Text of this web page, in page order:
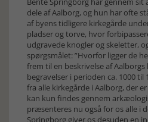
dele af Aalborg, og hun har ofte
af byens tidligere kirkegårde
pladser og torve, hvor
udgravede knogler og skeletter,
spørgsmålet: ”Hvorfor ligger de
frem til en beskrivelse af
begravelser i perioden ca. 1000 til
fra alle kirkegårde i Aalborg, der
kan kun findes gennem
præsenteres nu også for os alle i
Springborg giver os desuden en